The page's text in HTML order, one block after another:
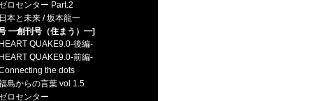
ロセンター Part.2
日本と未来 / 坂本龍一
━創刊号（住まう）━]
HEART QUAKE9.0-後編-
HEART QUAKE9.0-前編-
the dots
島からの言葉 vol 1.5
ロセンター